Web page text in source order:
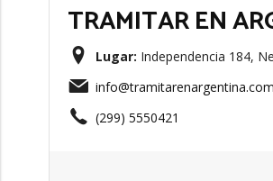
TRAMITAR EN
Lugar: Independencia 184,
(299) 5550421